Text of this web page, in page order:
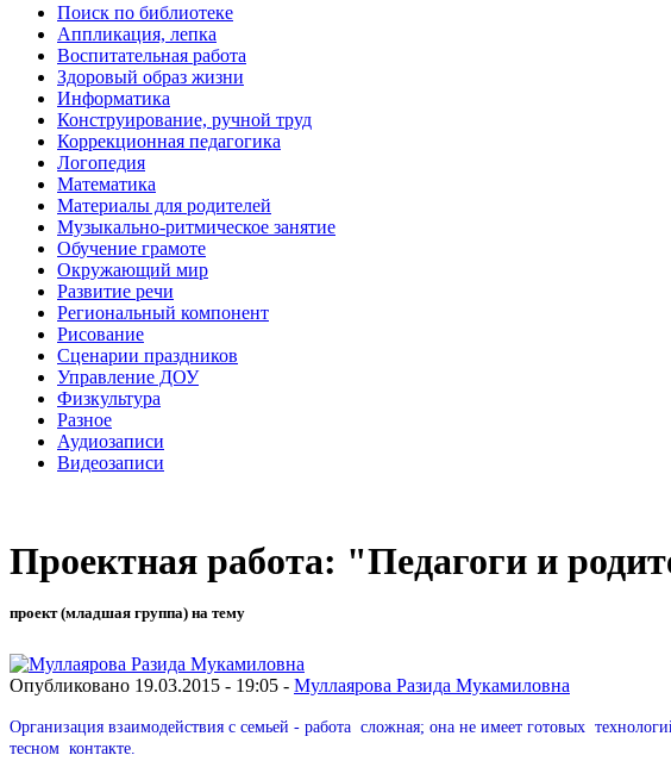
Поиск по библиотеке
Аппликация, лепка
Воспитательная работа
Здоровый образ жизни
Информатика
Конструирование, ручной труд
Коррекционная педагогика
Логопедия
Математика
Материалы для родителей
Музыкально-ритмическое занятие
Обучение грамоте
Окружающий мир
Развитие речи
Региональный компонент
Рисование
Сценарии праздников
Управление ДОУ
Физкультура
Разное
Аудиозаписи
Видеозаписи
Проектная работа: "Педагоги и
проект (младшая группа) на тему
Опубликовано 19.03.2015 - 19:05 - Муллаярова Разида Мукамиловна
Организация взаимодействия с семьей - работа сложная; она не имеет готовых
тесном контакте.